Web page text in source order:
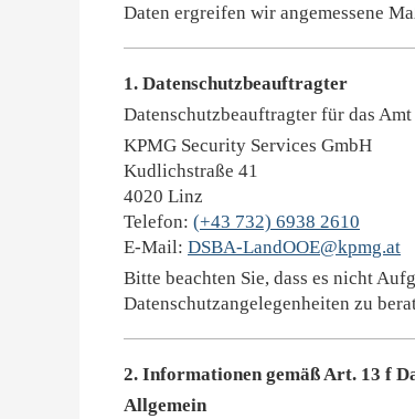
Daten ergreifen wir angemessene
1. Datenschutzbeauftragter
Datenschutzbeauftragter für das
KPMG Security Services GmbH
Kudlichstraße 41
4020 Linz
Telefon: (+43 732) 6938 2610
E-Mail: DSBA-LandOOE@kpmg.at
Bitte beachten Sie, dass es nicht
Datenschutzangelegenheiten zu
2. Informationen gemäß Art. 13 f
Allgemein